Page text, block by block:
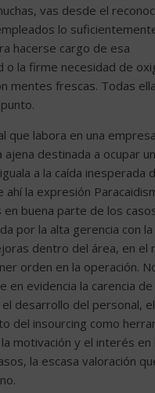
vas desde el
lo
hacerse cargo de esa
o la firme necesidad de
mentes frescas. Todas
que labora en una
ajena destinada a ocupar
a la caída inesperada
ahí la expresión
en buena parte de los
por la alta gerencia con
dentro del área, en el
orden en la operación.
en evidencia la carencia de
el desarrollo del personal, el
del insourcing como
motivación y el interés en
la escasa valoración